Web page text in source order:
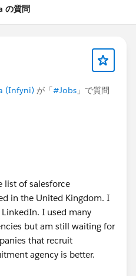
の質問
(Infyni) が「#Jobs 」で質問
list of salesforce
in the United Kingdom. I
I used many
but am still waiting for
that recruit
agency is better.